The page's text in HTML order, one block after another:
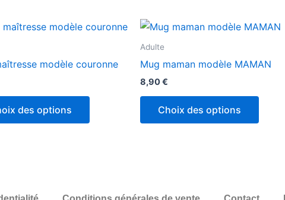
modèle couronne
des options
Adulte
Mug maman modèle MAMAN
8,90€
Choix des options